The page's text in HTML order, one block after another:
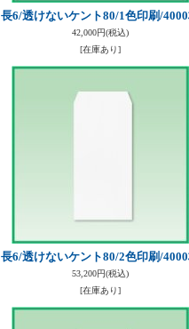
長6/透けないケント80/1色印刷/
42,000円(税込)
[在庫あり]
長6/透けないケント80/2色印刷/
53,200円(税込)
[在庫あり]